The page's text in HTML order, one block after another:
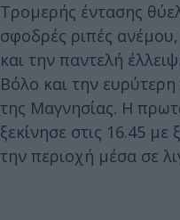
Τρομερής έντασης
σφοδρές ριπές
και την παντελή
Βόλο και την
της Μαγνησίας. Η
ξεκίνησε στις 16.45
την περιοχή μέσα σε